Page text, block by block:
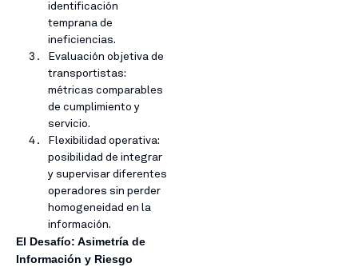
identificación
temprana de
ineficiencias.
Evaluación objetiva de
transportistas:
métricas comparables
de cumplimiento y
servicio.
Flexibilidad operativa:
posibilidad de integrar
y supervisar diferentes
operadores sin perder
homogeneidad en la
información.
El Desafío: Asimetría de
Información y Riesgo